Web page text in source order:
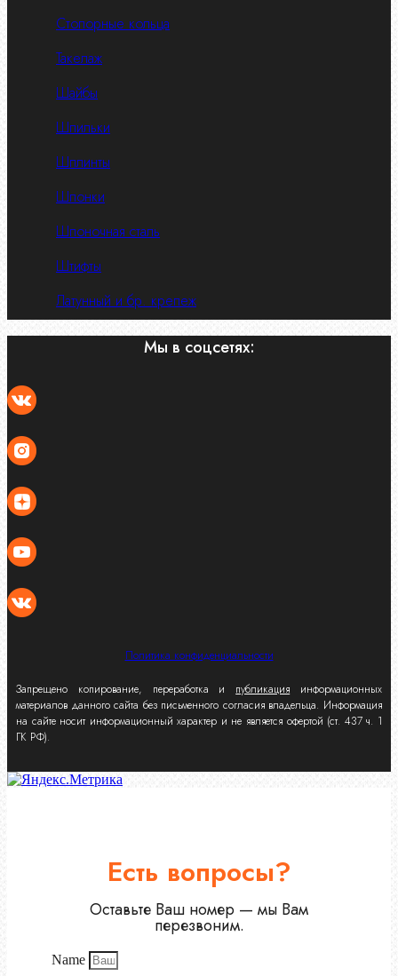
Стопорные кольца
Такелаж
Шайбы
Шпильки
Шплинты
Шпонки
Шпоночная сталь
Штифты
Латунный и бр. крепеж
Мы в соцсетях:
Политика конфиденциальности
Запрещено копирование, переработка и публикация информационных
материалов данного сайта без письменного согласия владельца. Информация
на сайте носит информационный характер и не является офертой (ст. 437 ч. 1
ГК РФ).
Есть вопросы?
Оставьте Ваш номер — мы Вам
перезвоним.
Name